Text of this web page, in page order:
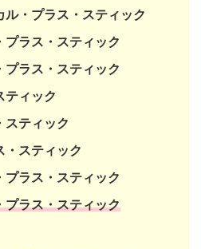
ル・プラス・スティック
プラス・スティック
プラス・スティック
ティック
スティック
・スティック
プラス・スティック
プラス・スティック